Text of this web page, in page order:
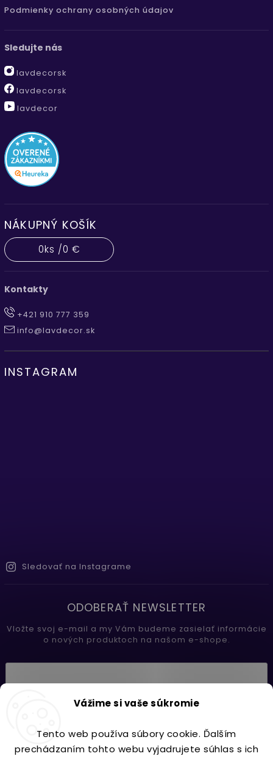
Vážime si vaše súkromie
Tento web používa súbory cookie. Ďalším
prechádzaním tohto webu vyjadrujete súhlas s ich
Podmienky ochrany osobných údajov
Sledujte nás
lavdecorsk
lavdecorsk
lavdecor
NÁKUPNÝ KOŠÍK
0ks /0 €
Kontakty
+421 910 777 359
info@lavdecor.sk
INSTAGRAM
Sledovať na Instagrame
ODOBERAŤ NEWSLETTER
Vložte svoj e-mail a my Vám budeme zasielať informácie
o nových produktoch na našom e-shope.
Prihlásiť sa